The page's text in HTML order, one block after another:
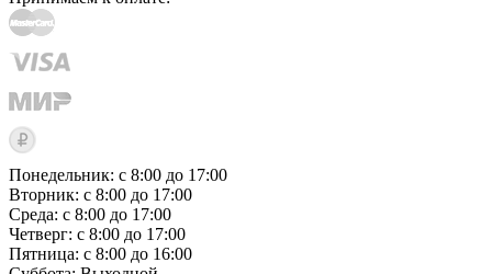
Понедельник: с 8:00 до 17:00
Вторник: с 8:00 до 17:00
Среда: с 8:00 до 17:00
Четверг: с 8:00 до 17:00
Пятница: с 8:00 до 16:00